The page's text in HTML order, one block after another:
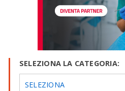
SELEZIONA LA CATEGORIA:
SELEZIONA